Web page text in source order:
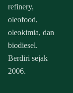
refinery,
oleofood,
oleokimia, dan
biodiesel.
Berdiri sejak
2006.